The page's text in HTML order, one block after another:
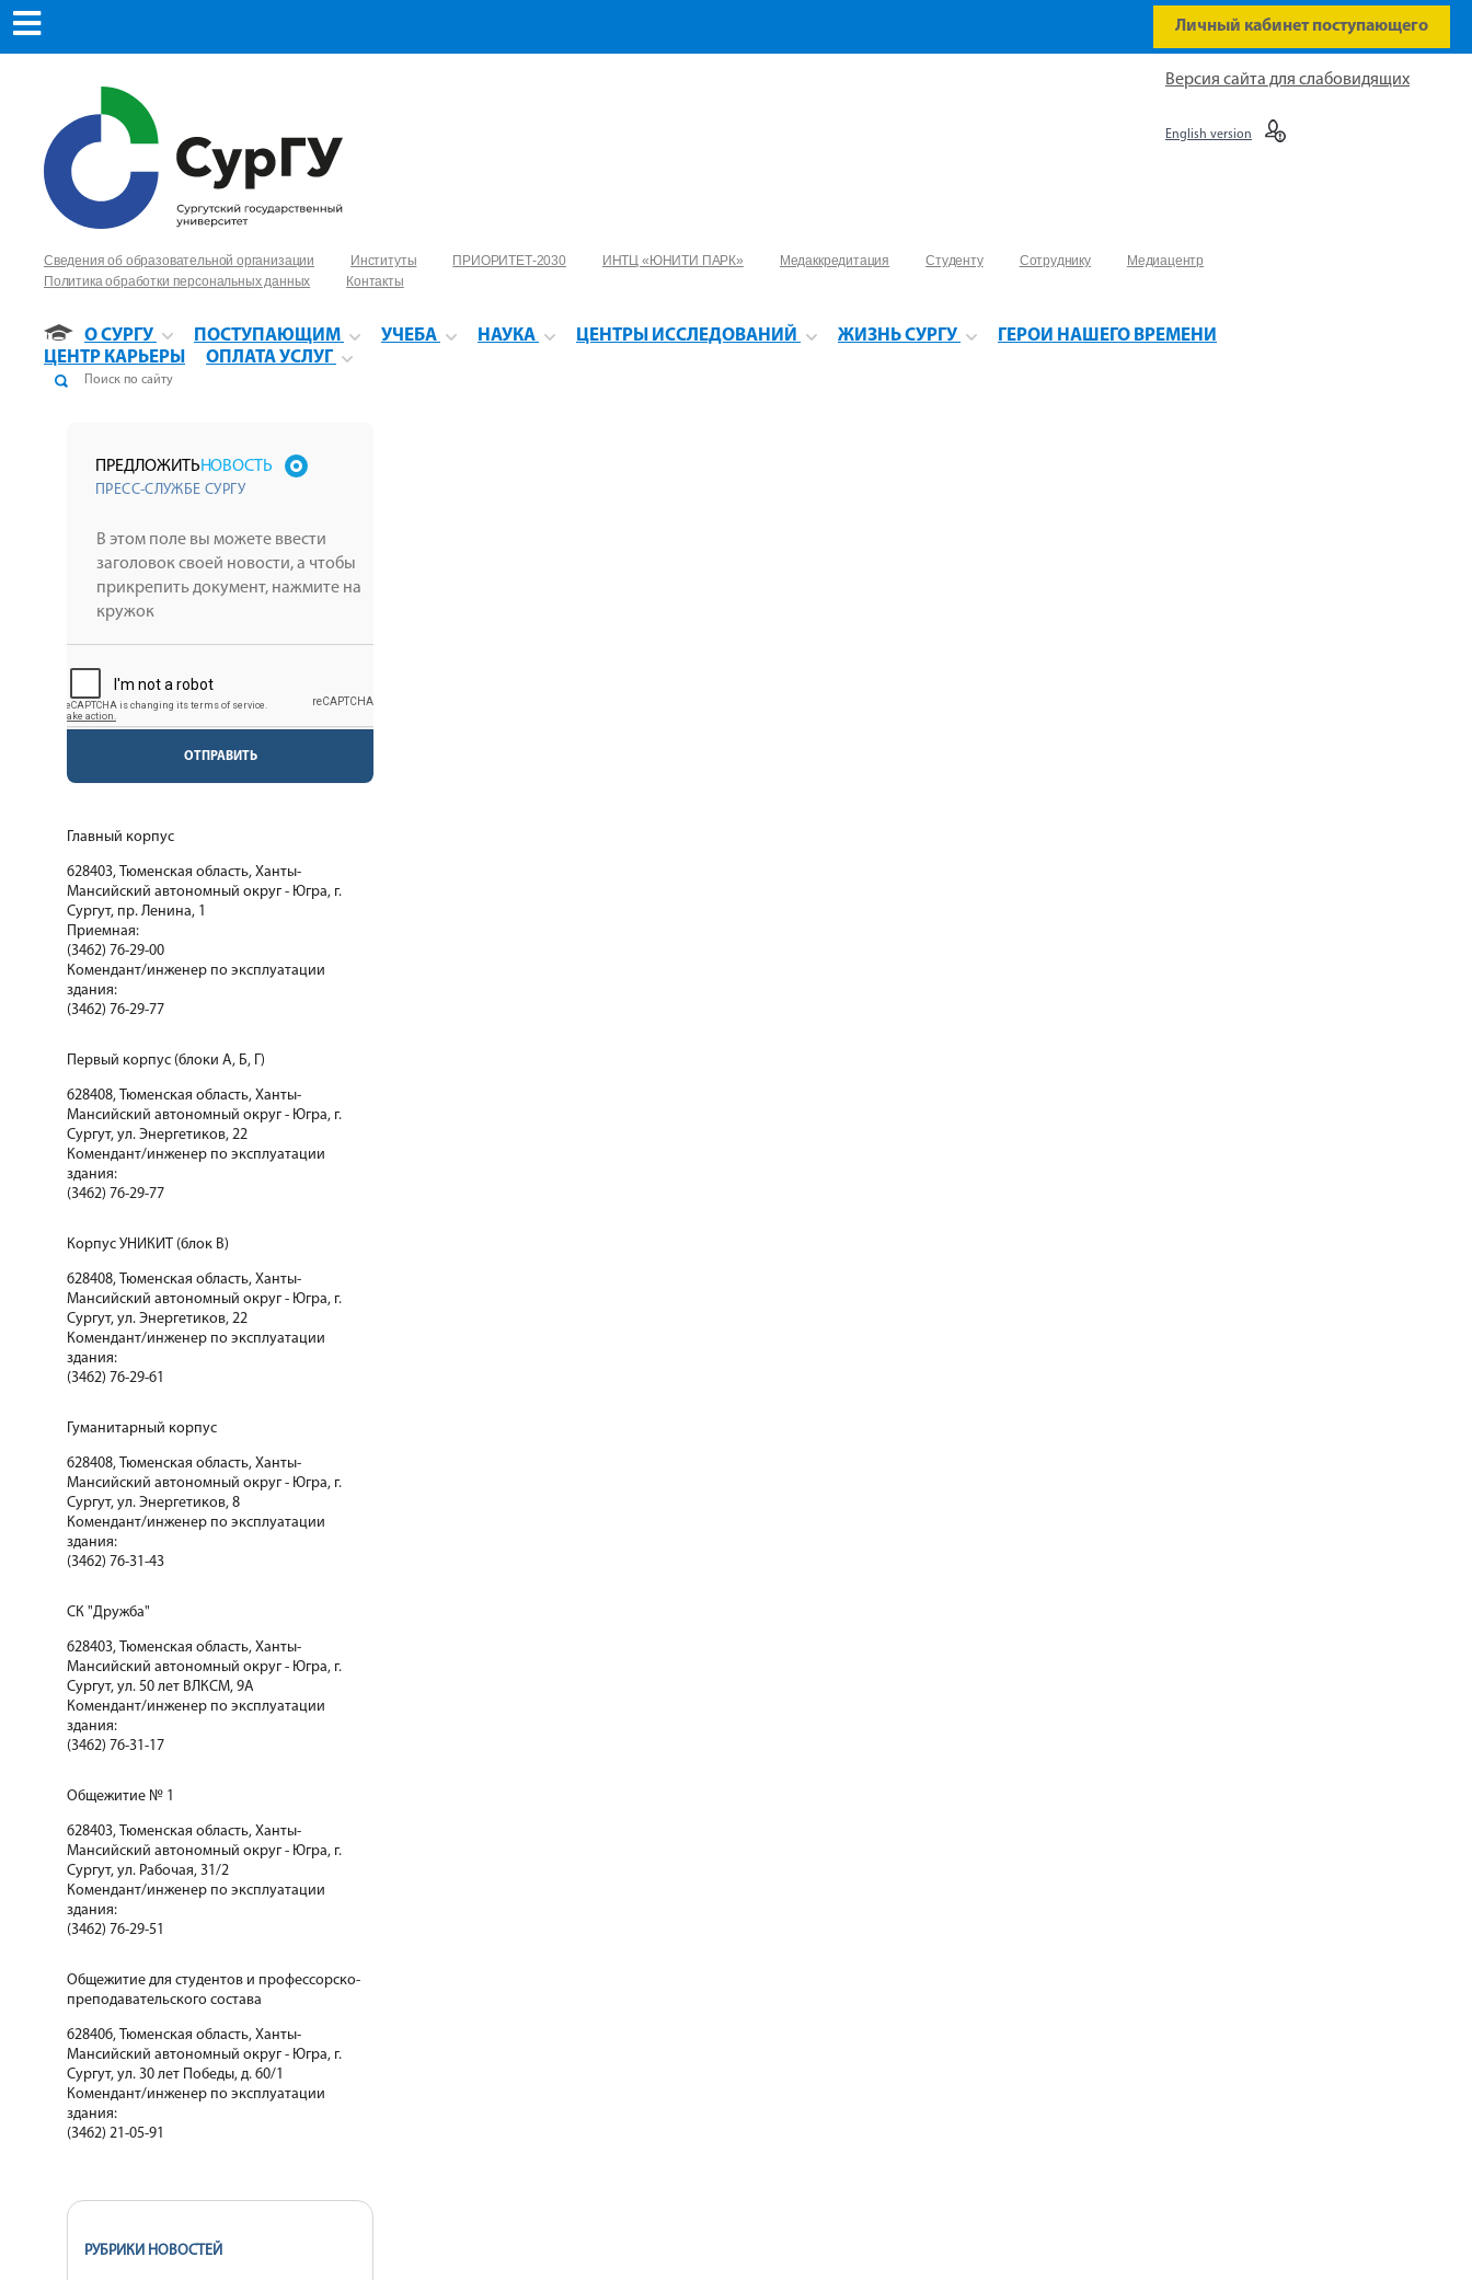
Личный кабинет поступающего
Сведения об образовательной организации Институты ПРИОРИТЕТ-2030 ИНТЦ «ЮНИТИ ПАРК» Медаккредитация Студенту Сотруднику
Медиацентр
Политика обработки персональных данных
Контакты
О СУРГУ ПОСТУПАЮЩИМ УЧЕБА НАУКА ЦЕНТРЫ ИССЛЕДОВАНИЙ ЖИЗНЬ СУРГУ
ГЕРОИ НАШЕГО ВРЕМЕНИ
ЦЕНТР КАРЬЕРЫ
ОПЛАТА УСЛУГ
Версия сайта для слабовидящих
English version
ПРЕДЛОЖИТЬНОВОСТЬ
ПРЕСС-СЛУЖБЕ СУРГУ
ОТПРАВИТЬ
Главный корпус
628403, Тюменская область, Ханты-
Мансийский автономный округ - Югра, г.
Сургут, пр. Ленина, 1
Приемная:
(3462) 76-29-00
Комендант/инженер по эксплуатации
здания:
(3462) 76-29-77
Первый корпус (блоки А, Б, Г)
628408, Тюменская область, Ханты-
Мансийский автономный округ - Югра, г.
Сургут, ул. Энергетиков, 22
Комендант/инженер по эксплуатации
здания:
(3462) 76-29-77
Корпус УНИКИТ (блок В)
628408, Тюменская область, Ханты-
Мансийский автономный округ - Югра, г.
Сургут, ул. Энергетиков, 22
Комендант/инженер по эксплуатации
здания:
(3462) 76-29-61
Гуманитарный корпус
628408, Тюменская область, Ханты-
Мансийский автономный округ - Югра, г.
Сургут, ул. Энергетиков, 8
Комендант/инженер по эксплуатации
здания:
(3462) 76-31-43
СК "Дружба"
628403, Тюменская область, Ханты-
Мансийский автономный округ - Югра, г.
Сургут, ул. 50 лет ВЛКСМ, 9А
Комендант/инженер по эксплуатации
здания:
(3462) 76-31-17
Общежитие № 1
628403, Тюменская область, Ханты-
Мансийский автономный округ - Югра, г.
Сургут, ул. Рабочая, 31/2
Комендант/инженер по эксплуатации
здания:
(3462) 76-29-51
Общежитие для студентов и профессорско-
преподавательского состава
628406, Тюменская область, Ханты-
Мансийский автономный округ - Югра, г.
Сургут, ул. 30 лет Победы, д. 60/1
Комендант/инженер по эксплуатации
здания:
(3462) 21-05-91
РУБРИКИ НОВОСТЕЙ